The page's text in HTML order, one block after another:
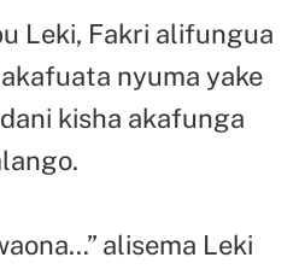
Leki, Fakri alifungua
nyuma yake
kisha akafunga
alisema Leki